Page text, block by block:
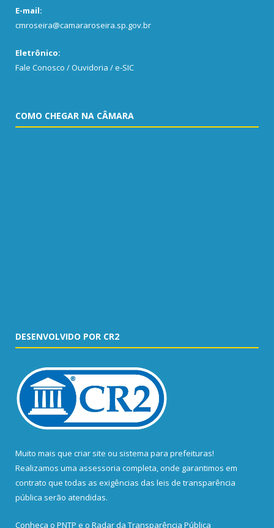
E-mail:
cmroseira@camararoseira.sp.gov.br
Eletrônico:
Fale Conosco / Ouvidoria / e-SIC
COMO CHEGAR NA CÂMARA
DESENVOLVIDO POR CR2
Muito mais que criar site ou sistema para prefeituras!
Realizamos uma assessoria completa, onde garantimos em
contrato que todas as exigências das leis de transparência
pública serão atendidas.
Conheça o PNTP e o Radar da Transparência Pública